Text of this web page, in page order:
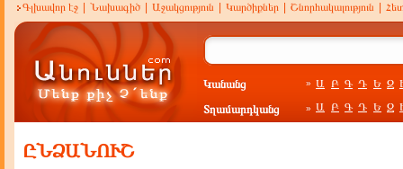
Գլխավոր էջ Նախագիծ Աջակցություն Կարծիքներ Շնորհակալություն
Կանանց » Ա Բ Գ Դ Ե Զ
Տղամարդկանց » Ա Բ Գ Դ Ե Զ
ԸՆՁԱՆՈՒՇ